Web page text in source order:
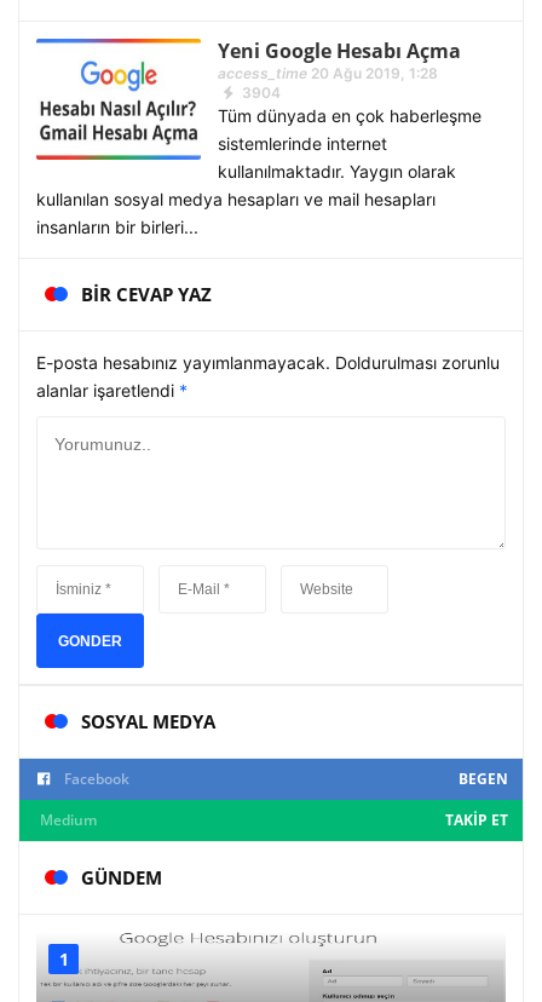
Yeni Google Hesabı Açma
access_time20 Ağu 2019, 1:28
3904
Tüm dünyada en çok haberleşme
sistemlerinde internet
kullanılmaktadır. Yaygın olarak
kullanılan sosyal medya hesapları ve mail hesapları
insanların bir birleri...
BIR CEVAP YAZ
E-posta hesabınız yayımlanmayacak. Doldurulması zorunlu
alanlar işaretlendi *
GONDER
SOSYAL MEDYA
Facebook
BEGEN
Medium
TAKIP ET
GÜNDEM